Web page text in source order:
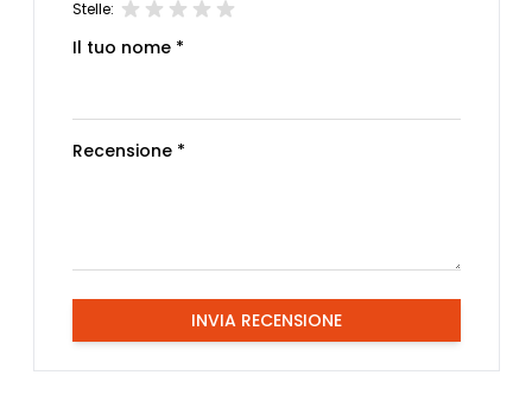
Stelle:
Il tuo nome *
Recensione *
INVIA RECENSIONE